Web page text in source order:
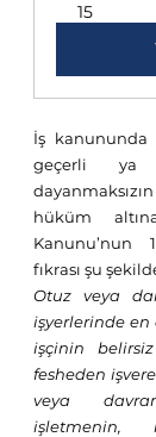
15
İş
geçerli ya
hüküm
Kanunu’nun
fıkrası şu
Otuz veya
işyerlerinde en
işçinin
fesheden
veya
işletmenin,